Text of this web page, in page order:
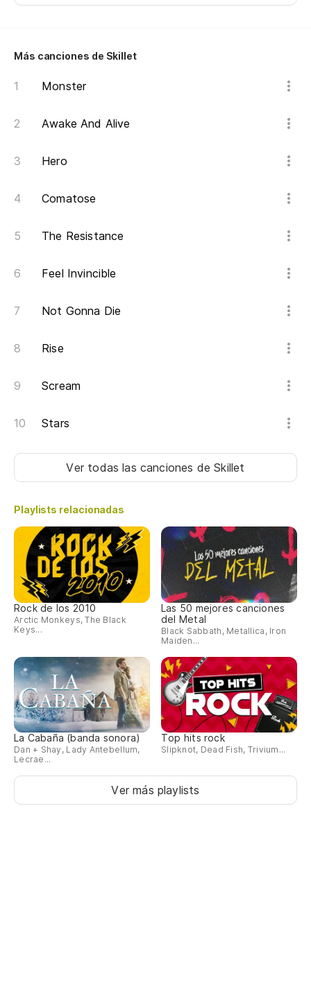
Más canciones de Skillet
Monster
Awake And Alive
Hero
Comatose
The Resistance
Feel Invincible
Not Gonna Die
Rise
Scream
Stars
Ver todas las canciones de Skillet
Playlists relacionadas
Rock de los 2010
Arctic Monkeys, The Black
Keys...
Las 50 mejores canciones
del Metal
Black Sabbath, Metallica, Iron
Maiden...
La Cabaña (banda sonora)
Dan + Shay, Lady Antebellum,
Lecrae...
Top hits rock
Slipknot, Dead Fish, Trivium...
Ver más playlists